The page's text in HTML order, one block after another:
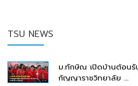
TSU NEWS
ม.ทักษิณ เปิดบ้านต้อนรั
กัญญาราชวิทยาลัย ...